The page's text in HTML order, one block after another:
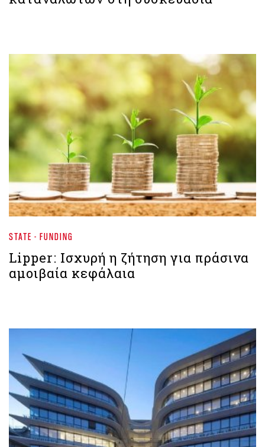
STATE - FUNDING
Lipper: Ισχυρή η ζήτηση για πράσινα
αμοιβαία κεφάλαια